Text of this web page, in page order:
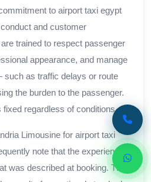
to airport taxi egypt
and customer
trained to respect passenger
appearance, and manage
as traffic delays or route
the burden to the passenger.
regardless of conditions.
Limousine for airport taxi
note that the experience
was described at booking. This